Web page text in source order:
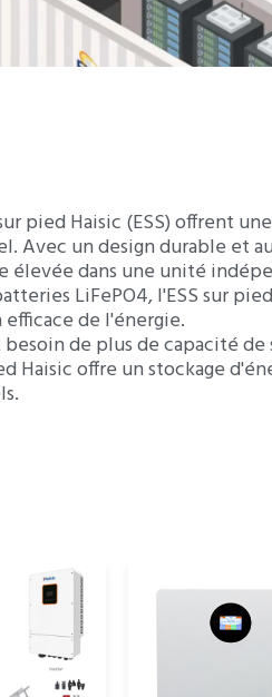
pied Haisic (ESS) offrent
Avec un design durable et
élevée dans une unité
LiFePO4, l'ESS sur
de l'énergie.
de plus de capacité
Haisic offre un stockage